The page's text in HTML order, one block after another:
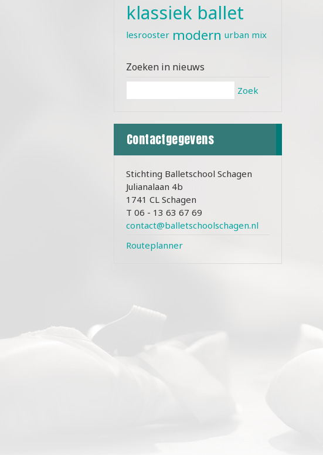
klassiek ballet
lesrooster modern urban mix
Zoeken in nieuws
Zoek
Contactgegevens
Stichting Balletschool Schagen
Julianalaan 4b
1741 CL Schagen
T 06 - 13 63 67 69
contact@balletschoolschagen.nl
Routeplanner